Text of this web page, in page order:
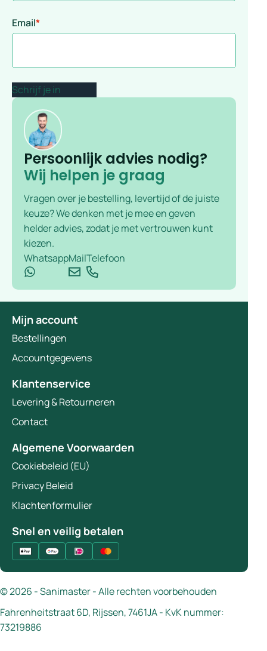
Email*
Persoonlijk advies nodig?
Wij helpen je graag
Vragen over je bestelling, levertijd of de juiste
keuze? We denken met je mee en geven
helder advies, zodat je met vertrouwen kunt
kiezen.
WhatsappMailTelefoon
Mijn account
Bestellingen
Accountgegevens
Klantenservice
Levering & Retourneren
Contact
Algemene Voorwaarden
Cookiebeleid (EU)
Privacy Beleid
Klachtenformulier
Snel en veilig betalen
© 2026 - Sanimaster - Alle rechten voorbehouden
Fahrenheitstraat 6D, Rijssen, 7461JA - KvK nummer:
73219886